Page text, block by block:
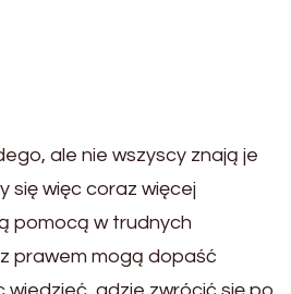
ale nie wszyscy znają je
się więc coraz więcej
pomocą w trudnych
prawem mogą dopaść